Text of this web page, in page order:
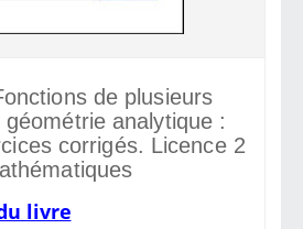
de plusieurs
analytique :
corrigés. Licence 2
livre